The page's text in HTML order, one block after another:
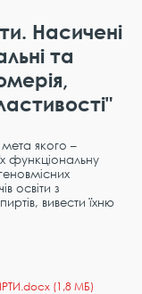
Насичені
та
якого –
функціональну
освіти з
вивести їхню
(1,8 МБ)